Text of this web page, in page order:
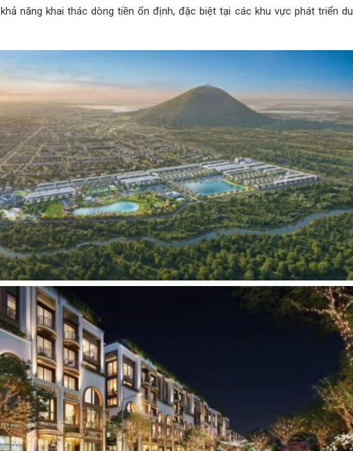
năng khai thác dòng tiền ổn định, đặc biệt tại các khu vực phát triển du